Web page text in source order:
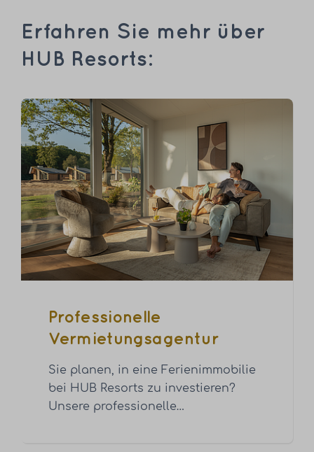
Erfahren Sie mehr über
HUB Resorts:
Professionelle
Vermietungsagentur
Sie planen, in eine Ferienimmobilie
bei HUB Resorts zu investieren?
Unsere professionelle…